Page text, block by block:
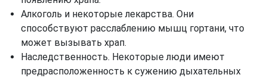
Алкоголь и некоторые лекарства. Они
способствуют расслаблению мышц гортани, что
может вызывать храп.
Наследственность. Некоторые люди имеют
предрасположенность к сужению дыхательных